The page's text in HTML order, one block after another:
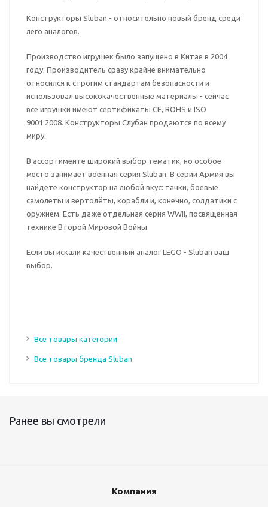
Конструкторы Sluban - относительно новый бренд среди
лего аналогов.
Производство игрушек было запущено в Китае в 2004
году. Производитель сразу крайне внимательно
относился к строгим стандартам безопасности и
использовал высококачественные материалы - сейчас
все игрушки имеют сертификаты CE, ROHS и ISO
9001:2008. Конструкторы Слубан продаются по всему
миру.
В ассортименте широкий выбор тематик, но особое
место занимает военная серия Sluban. В серии Армия вы
найдете конструктор на любой вкус: танки, боевые
самолеты и вертолёты, корабли и, конечно, солдатики с
оружием. Есть даже отдельная серия WWII, посвященная
технике Второй Мировой Войны.
Если вы искали качественный аналог LEGO - Sluban ваш
выбор.
Все товары категории
Все товары бренда Sluban
Ранее вы смотрели
Компания